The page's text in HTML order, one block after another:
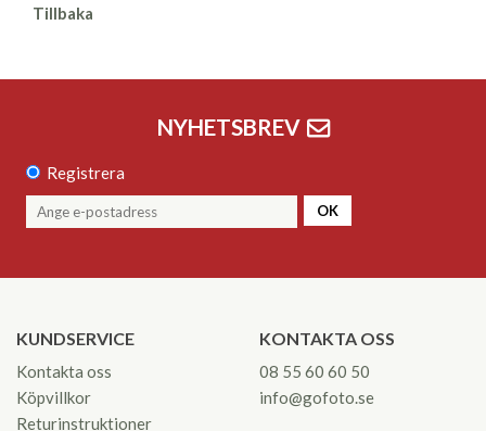
Tillbaka
NYHETSBREV
Registrera
OK
KUNDSERVICE
Kontakta oss
Köpvillkor
Returinstruktioner
KONTAKTA OSS
08 55 60 60 50
info@gofoto.se